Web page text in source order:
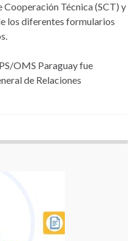
Técnica (SCT) y
los diferentes formularios
OMS Paraguay fue
de Relaciones